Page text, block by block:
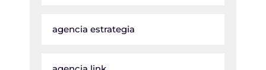
agencia estrategia